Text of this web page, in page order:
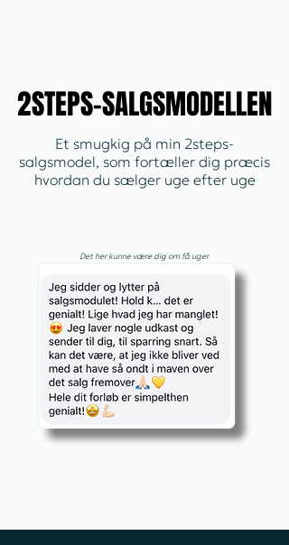
2STEPS-SALGSMODELLEN
2STEPS-SALGSMODELLEN
Et smugkig på min 2steps-
salgsmodel, som fortæller dig præcis
hvordan du sælger uge efter uge
Det her kunne være dig om få uger